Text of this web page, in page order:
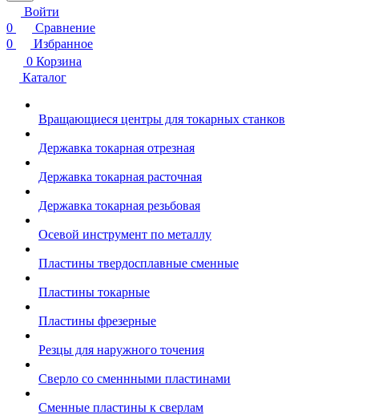
Войти
0
Сравнение
0
Избранное
0 Корзина
Каталог
Вращающиеся центры для токарных станков
Державка токарная отрезная
Державка токарная расточная
Державка токарная резьбовая
Осевой инструмент по металлу
Пластины твердосплавные сменные
Пластины токарные
Пластины фрезерные
Резцы для наружного точения
Сверло со сменнными пластинами
Сменные пластины к сверлам